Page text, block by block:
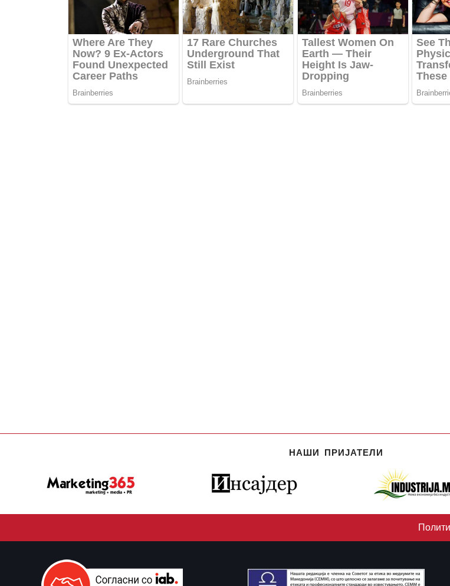
НАШИ ПРИЈАТЕЛИ